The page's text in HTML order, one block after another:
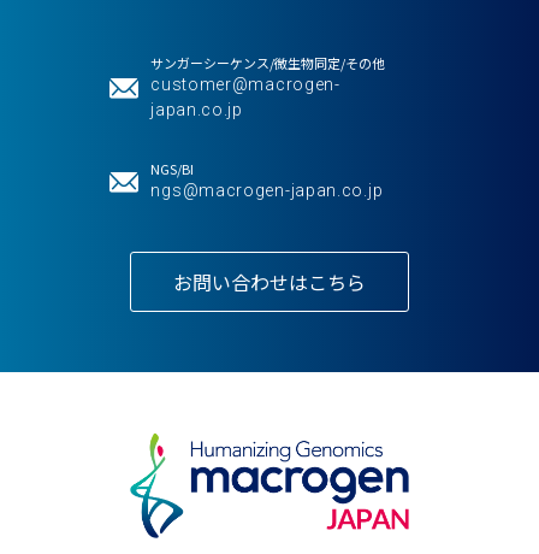
サンガーシーケンス/微生物同定/その他
customer@macrogen-
japan.co.jp
NGS/BI
ngs@macrogen-japan.co.jp
お問い合わせはこちら